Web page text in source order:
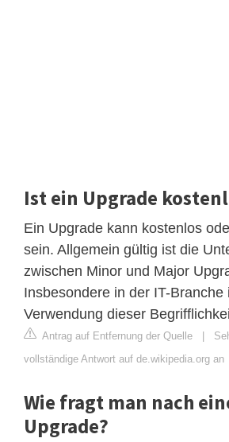
Ist ein Upgrade
Ein Upgrade kann kostenlos
sein. Allgemein gültig ist die
zwischen Minor und Major
Insbesondere in der IT-Branche
Verwendung dieser
Antrag auf Entfernung der Quelle |
vollständige Antwort auf de.wikipedia.org an
Wie fragt man nach
Upgrade?